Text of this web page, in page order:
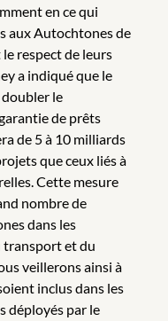
en ce qui
aux Autochtones de
respect de leurs
a indiqué que le
le
de prêts
de 5 à 10 milliards
que ceux liés à
Cette mesure
nombre de
dans les
transport et du
veillerons ainsi à
inclus dans les
déployés par le